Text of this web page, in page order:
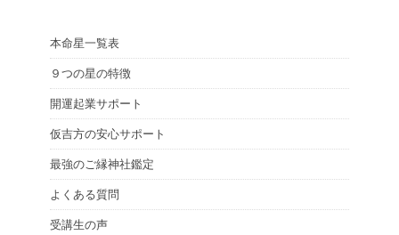
本命星一覧表
９つの星の特徴
開運起業サポート
仮吉方の安心サポート
最強のご縁神社鑑定
よくある質問
受講生の声